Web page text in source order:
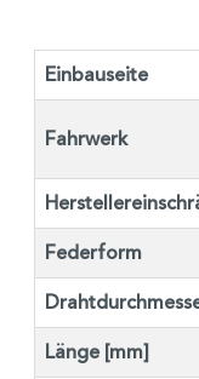
Einbauseite
Fahrwerk
Federform
Länge [mm]